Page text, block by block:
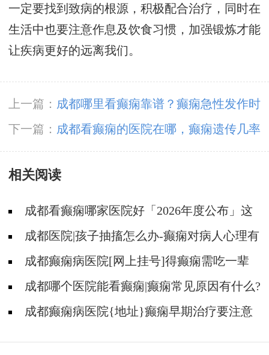
一定要找到致病的根源，积极配合治疗，同时在
生活中也要注意作息及饮食习惯，加强锻炼才能
让疾病更好的远离我们。
上一篇： 成都哪里看癫痫靠谱？癫痫急性发作时
身体有哪些症状？
下一篇： 成都看癫痫的医院在哪，癫痫遗传几率
有多大?
相关阅读
成都看癫痫哪家医院好「2026年度公布」这
些遗传病可能伴有癫痫发生
成都医院|孩子抽搐怎么办-癫痫对病人心理有
影响吗?
成都癫痫病医院[网上挂号]得癫痫需吃一辈
子药吗?
成都哪个医院能看癫痫|癫痫常见原因有什么?
成都癫痫病医院{地址}癫痫早期治疗要注意